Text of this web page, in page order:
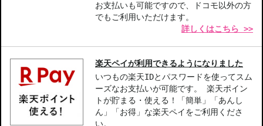
お支払いも可能ですので、ドコモ以外の方
でもご利用いただけます。
詳しくはこちら >>
楽天ペイが利用できるようになりました
いつもの楽天IDとパスワードを使ってスム
ーズなお支払いが可能です。 楽天ポイン
トが貯まる・使える！「簡単」「あんし
ん」「お得」な楽天ペイをご利用くださ
い。